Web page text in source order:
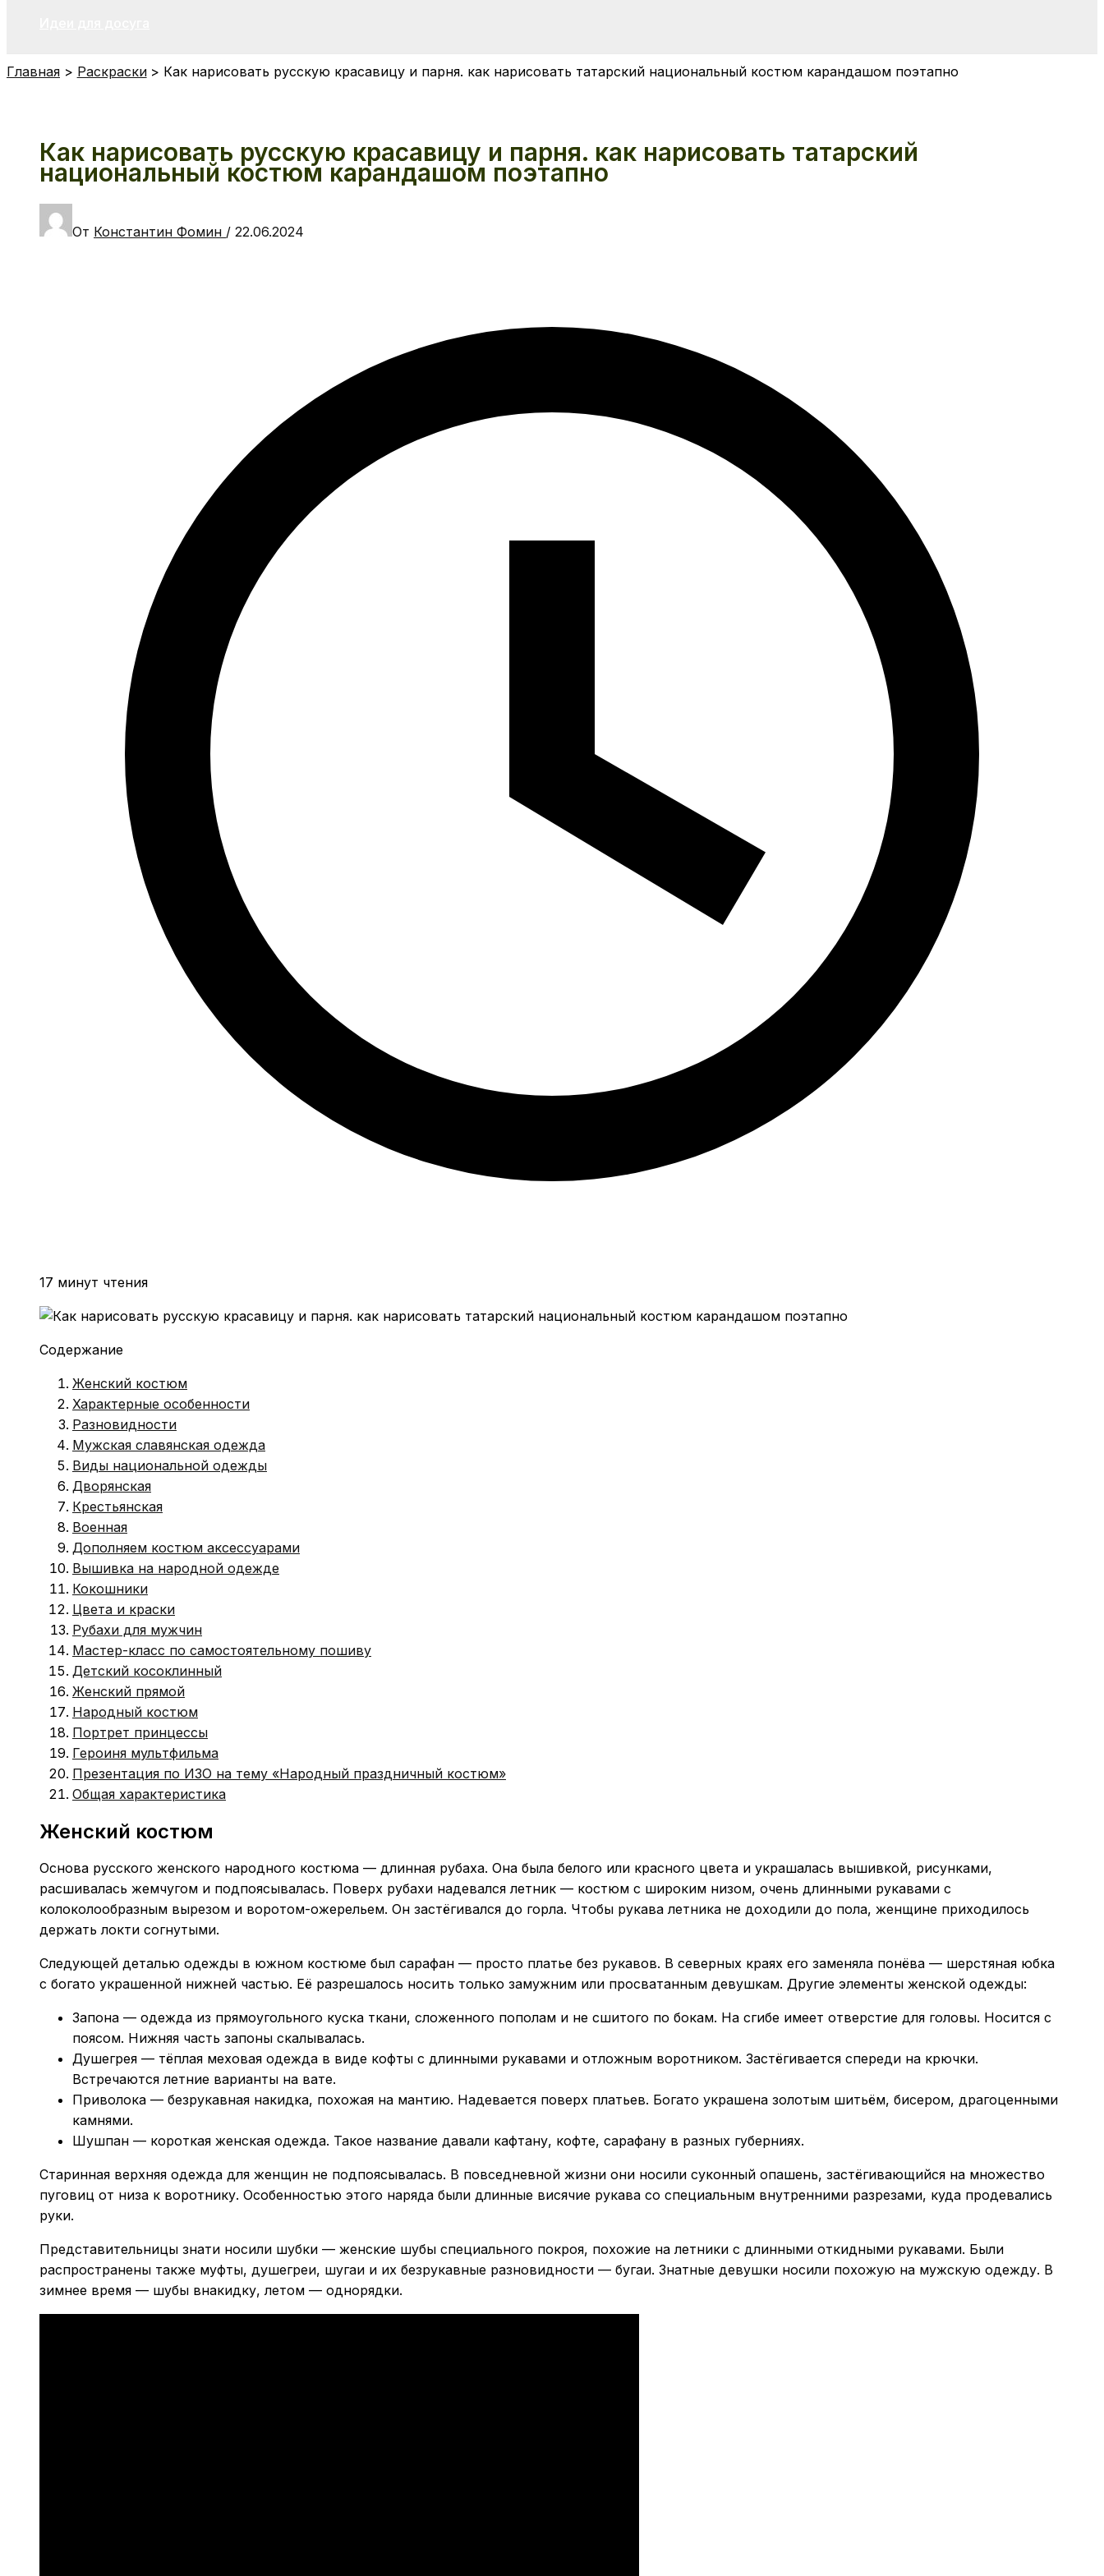
Главная Раскраски Как нарисовать русскую красавицу и парня. как нарисовать татарский национальный костюм карандашом поэтапно
Как нарисовать русскую красавицу и парня. как нарисовать татарский
национальный костюм карандашом поэтапно
От Константин Фомин / 22.06.2024
17 минут чтения
Содержание
Женский костюм
Характерные особенности
Разновидности
Мужская славянская одежда
Виды национальной одежды
Дворянская
Крестьянская
Военная
Дополняем костюм аксессуарами
Вышивка на народной одежде
Кокошники
Цвета и краски
Рубахи для мужчин
Мастер-класс по самостоятельному пошиву
Детский косоклинный
Женский прямой
Народный костюм
Портрет принцессы
Героиня мультфильма
Презентация по ИЗО на тему «Народный праздничный костюм»
Общая характеристика
Женский костюм
Основа русского женского народного костюма — длинная рубаха. Она была белого или красного цвета и украшалась вышивкой, рисунками,
расшивалась жемчугом и подпоясывалась. Поверх рубахи надевался летник — костюм с широким низом, очень длинными рукавами с
колоколообразным вырезом и воротом-ожерельем. Он застёгивался до горла. Чтобы рукава летника не доходили до пола, женщине приходилось
держать локти согнутыми.
Следующей деталью одежды в южном костюме был сарафан — просто платье без рукавов. В северных краях его заменяла понёва — шерстяная юбка
с богато украшенной нижней частью. Её разрешалось носить только замужним или просватанным девушкам. Другие элементы женской одежды:
Запона — одежда из прямоугольного куска ткани, сложенного пополам и не сшитого по бокам. На сгибе имеет отверстие для головы. Носится с
поясом. Нижняя часть запоны скалывалась.
Душегрея — тёплая меховая одежда в виде кофты с длинными рукавами и отложным воротником. Застёгивается спереди на крючки.
Встречаются летние варианты на вате.
Приволока — безрукавная накидка, похожая на мантию. Надевается поверх платьев. Богато украшена золотым шитьём, бисером, драгоценными
камнями.
Шушпан — короткая женская одежда. Такое название давали кафтану, кофте, сарафану в разных губерниях.
Старинная верхняя одежда для женщин не подпоясывалась. В повседневной жизни они носили суконный опашень, застёгивающийся на множество
пуговиц от низа к воротнику. Особенностью этого наряда были длинные висячие рукава со специальным внутренними разрезами, куда продевались
руки.
Представительницы знати носили шубки — женские шубы специального покроя, похожие на летники с длинными откидными рукавами. Были
распространены также муфты, душегреи, шугаи и их безрукавные разновидности — бугаи. Знатные девушки носили похожую на мужскую одежду. В
зимнее время — шубы внакидку, летом — однорядки.